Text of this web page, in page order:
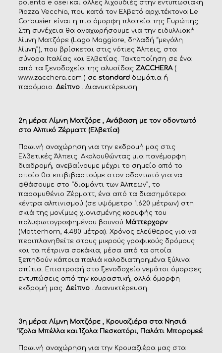
polenta e osei και άλλες λιχουδιές στην εντυπωσιακή
Piazza Vecchia, που κατά τον Ελβετό αρχιτέκτονα Le
Corbusier είναι η πιο όμορφη πλατεία της Ευρώπης.
Στη συνέχεια θα αναχωρήσουμε για την ειδυλλιακή
λίμνη Ματζόρε (Lago Maggiore, δηλαδή “μεγάλη
λίμνη”), που βρίσκεται στις νότιες Άλπεις, στα
σύνορα Ιταλίας και Ελβετίας. Τακτοποίηση σε ένα
από τα ξενοδοχεία της αλυσίδας ZACCHERA(
www.zacchera.com ) σε standardδωμάτια ή
παρόμοιο. Δείπνο. Διανυκτέρευση.
2η μέρα: Λίμνη Ματζόρε , Ανάβαση με τον οδοντωτό
στο Αλπικό Ζέρματτ (Ελβετία)
Πρωινή αναχώρηση για την εκδρομή μας στις
Ελβετικές Άλπεις. Ακολουθώντας μια πανέμορφη
διαδρομή, ανεβαίνουμε μέχρι το σημείο από το
οποίο θα επιβιβαστούμε στον οδοντωτό για να
φθάσουμε στο “διαμάντι των Άλπεων”, το
παραμυθένιο Ζέρματτ, ένα από τα διασημότερα
κέντρα αλπινισμού (σε υψόμετρο 1.620 μέτρων) στη
σκιά της μονίμως χιονισμένης κορυφής του
πολυφωτογραφημένου βουνού Μάττερχορν
(Matterhorn, 4.480 μέτρα). Χρόνος ελεύθερος για να
περιπλανηθείτε στους μικρούς γραφικούς δρόμους
και τα πέτρινα σοκάκια, μέσα από τα οποία
ξεπηδούν κάποια παλιά καλοδιατηρημένα ξύλινα
σπίτια. Επιστροφή στο ξενοδοχείο γεμάτοι όμορφες
εντυπώσεις από την κουραστική, αλλά όμορφη
εκδρομή μας. Δείπνο. Διανυκτέρευση.
3η μέρα: Λίμνη Ματζόρε , Κρουαζιέρα στα Νησιά
Ίζολα Μπέλλα και Ίζολα Πεσκατόρι, Παλάτι Μπορομεέ
Πρωινή αναχώρηση για την Κρουαζιέρα μας στα